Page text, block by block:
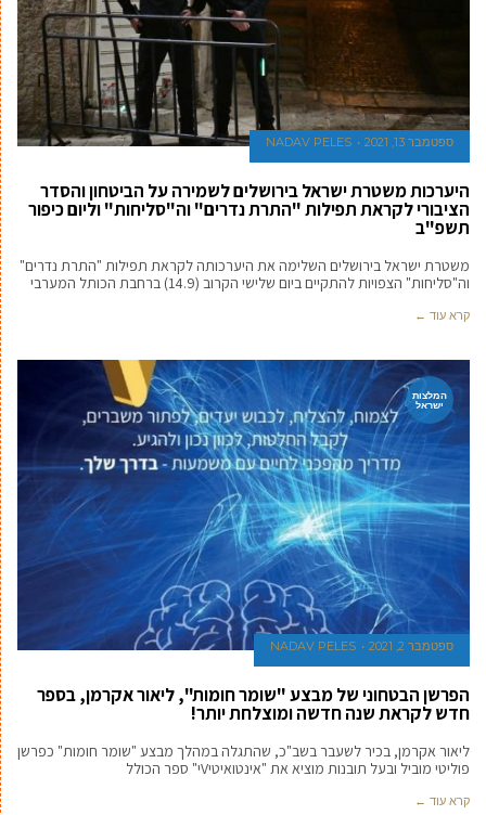
ספטמבר 13, 2021 NADAV PELES
היערכות משטרת ישראל בירושלים לשמירה על הביטחון והסדר
הציבורי לקראת תפילות "התרת נדרים" וה"סליחות" וליום כיפור
תשפ"ב
משטרת ישראל בירושלים השלימה את היערכותה לקראת תפילות "התרת נדרים"
וה"סליחות" הצפויות להתקיים ביום שלישי הקרוב (14.9) ברחבת הכותל המערבי
קרא עוד ←
המלצות
ישראל
ספטמבר 2, 2021 NADAV PELES
הפרשן הבטחוני של מבצע "שומר חומות", ליאור אקרמן, בספר
חדש לקראת שנה חדשה ומוצלחת יותר!
ליאור אקרמן, בכיר לשעבר בשב"כ, שהתגלה במהלך מבצע "שומר חומות" כפרשן
פוליטי מוביל ובעל תובנות מוציא את "אינטואיטיVי" ספר הכולל
קרא עוד ←